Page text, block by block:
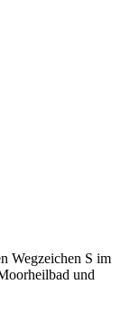
Wegzeichen S im
und